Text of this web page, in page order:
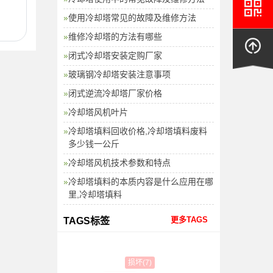
使用冷却塔常见的故障及维修方法
维修冷却塔的方法有哪些
闭式冷却塔安装定购厂家
玻璃钢冷却塔安装注意事项
闭式逆流冷却塔厂家价格
冷却塔风机叶片
冷却塔填料回收价格,冷却塔填料废料
多少钱一公斤
冷却塔风机技术参数和特点
冷却塔填料的本质内容是什么应用在哪
里,冷却塔填料
TAGS标签 更多TAGS
损坏(7)